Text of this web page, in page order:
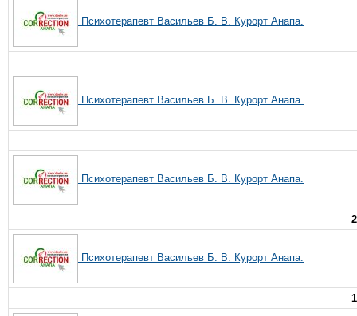
Психотерапевт Васильев Б. В. Курорт Анапа.
Психотерапевт Васильев Б. В. Курорт Анапа.
Психотерапевт Васильев Б. В. Курорт Анапа.
Психотерапевт Васильев Б. В. Курорт Анапа.